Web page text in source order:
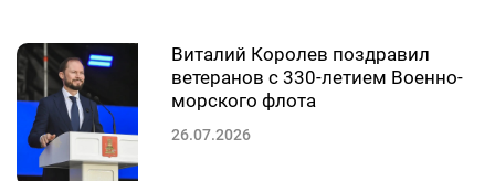
Виталий Королев поздравил
ветеранов с 330-летием Военно-
морского флота
26.07.2026